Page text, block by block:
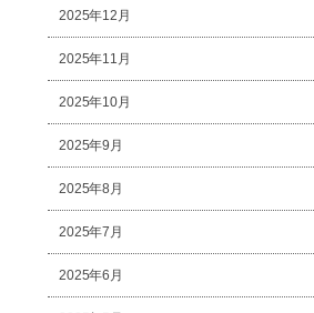
2025年12月
2025年11月
2025年10月
2025年9月
2025年8月
2025年7月
2025年6月